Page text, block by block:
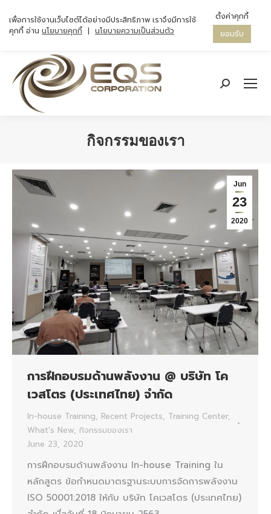
Search:
กิจกรรมของเรา
Jun
23
2020
การฝึกอบรมด้านพลังงาน @ บริษัท โค
เวสโตร (ประเทศไทย) จำกัด
In-house Training, Recent Projects, Training Center,
What's New, กิจกรรมของเรา
June 23, 2020
การฝึกอบรมด้านพลังงาน In-house Training ใน
หลักสูตร ข้อกำหนดมาตรฐานระบบการจัดการพลังงาน
ISO 50001:2018 ให้กับ บริษัท โคเวสโตร (ประเทศไทย)
เพื่อการใช้งานเว็บไซต์ได้อย่างมีประสิทธิภาพ เราจึงมีการใช้
คุกกี้ อ่าน นโยบายคุกกี้ | นโยบายความเป็นส่วนตัว
ตั้งค่าคุกกี้
ยอมรับ